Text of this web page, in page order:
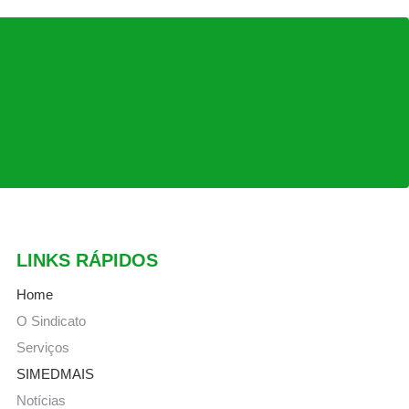
LINKS RÁPIDOS
Home
O Sindicato
Serviços
SIMEDMAIS
Notícias